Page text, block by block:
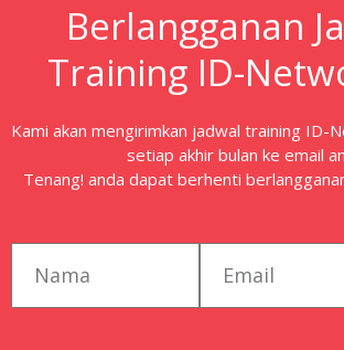
Berlangganan
Training ID-
Kami akan mengirimkan jadwal training ID-
setiap akhir bulan ke email
Tenang! anda dapat berhenti